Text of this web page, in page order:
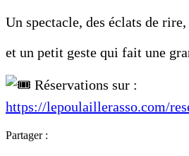
Un spectacle, des éclats de
et un petit geste qui fait une
Réservations sur :
https://lepoulaillerasso.com/
Partager :